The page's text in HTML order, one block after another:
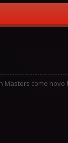
como novo